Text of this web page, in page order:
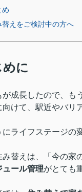
め
替えをご検討中の方へ
に
が成長したので、も
向けて、駅近やバリ
にライフステージの
み替えは、「今の家
ュール管理がとても